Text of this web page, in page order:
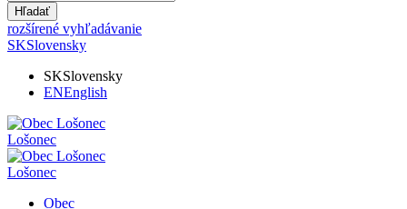
Hľadať
rozšírené vyhľadávanie
SKSlovensky
SKSlovensky
ENEnglish
Lošonec
Lošonec
Obec